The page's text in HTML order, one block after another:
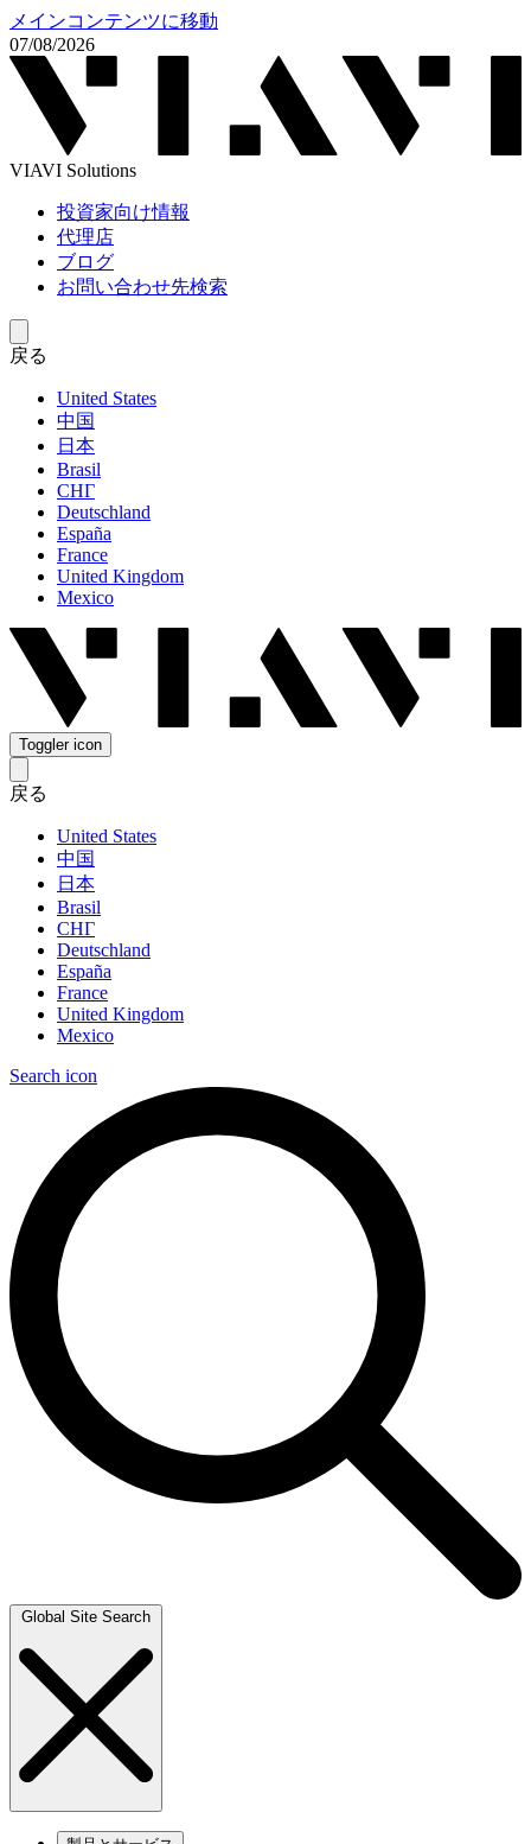
メインコンテンツに移動
07/08/2026
VIAVI Solutions
投資家向け情報
代理店
ブログ
お問い合わせ先検索
戻る
United States
中国
日本
Brasil
СНГ
Deutschland
España
France
United Kingdom
Mexico
Toggler icon
戻る
United States
中国
日本
Brasil
СНГ
Deutschland
España
France
United Kingdom
Mexico
Search icon
Global Site Search